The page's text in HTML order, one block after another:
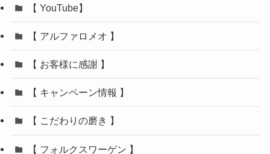
【 YouTube】
【 アルファロメオ 】
【 お客様に感謝 】
【 キャンペーン情報 】
【 こだわりの磨き 】
【 フォルクスワーゲン 】